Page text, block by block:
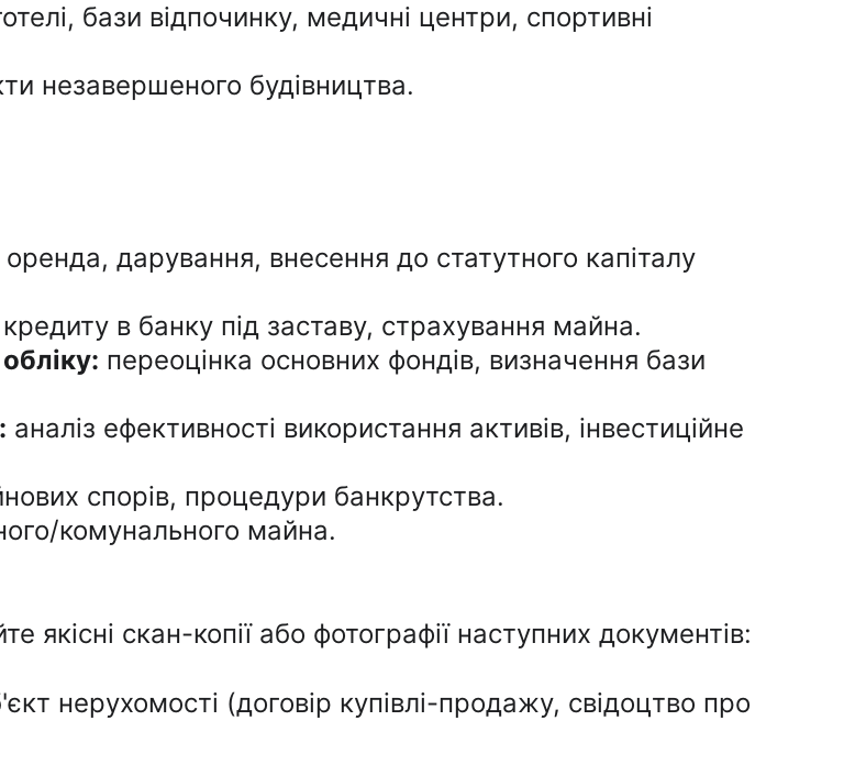
бази відпочинку, медичні центри, спортивні
незавершеного будівництва.
дарування, внесення до статутного капіталу
в банку під заставу, страхування майна.
переоцінка основних фондів, визначення бази
аналіз ефективності використання активів, інвестиційне
спорів, процедури банкрутства.
комунального майна.
скан-копії або фотографії наступних документів:
нерухомості (договір купівлі-продажу, свідоцтво про